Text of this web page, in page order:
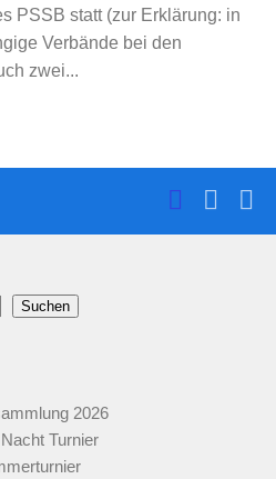
PSSB statt (zur Erklärung: in
Verbände bei den
zwei...
Suchen
2026
Turnier